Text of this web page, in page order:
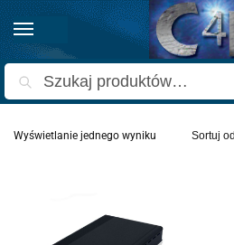
Strona główna Produkty oznaczone “CP-
Wyświetlanie jednego wyniku